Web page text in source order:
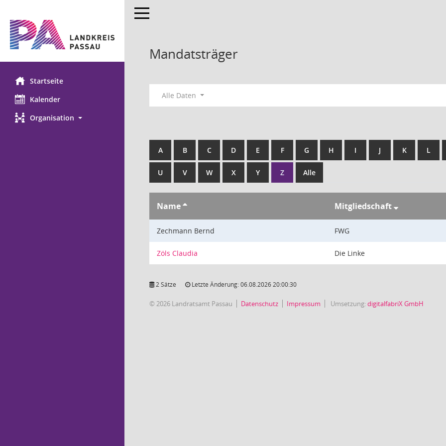
Startseite
Kalender
Organisation
Toggle navigation
Mandatsträger
Alle Daten
A B C D E F G H I J K L
U V W X Y Z Alle
Name Mitgliedschaft
Zechmann Bernd FWG
Zöls Claudia Die Linke
2 Sätze Letzte Änderung: 06.08.2026 20:00:30
© 2026 Landratsamt Passau Datenschutz Impressum Umsetzung:digitalfabriX GmbH